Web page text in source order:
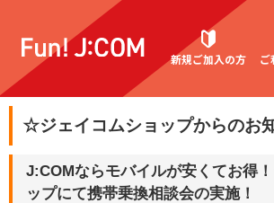
新規ご加入の方 ご
☆ジェイコムショップからのお
J:COMならモバイルが安くてお得
ップにて携帯乗換相談会の実施！